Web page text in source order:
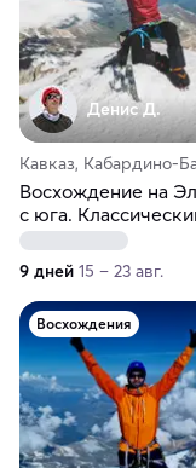
Денис Д.
Кавказ, Кабардино-
Восхождение на
с юга.
маршрут
9 дней 15 – 23 авг.
Восхождения